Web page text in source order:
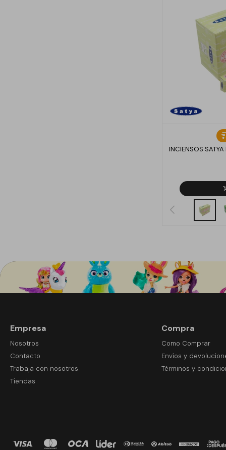
INCIENSOS
Empresa
Nosotros
Contacto
Trabaja con nosotros
Tiendas
Compra
Como Comprar
Envíos y
Términos y